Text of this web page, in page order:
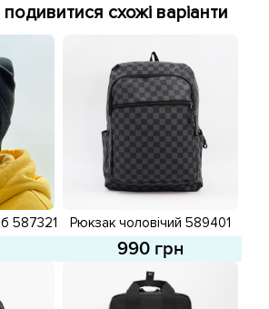
схожі варіанти
587321
Рюкзак чоловічий 589401
Чорний сірий
990 грн